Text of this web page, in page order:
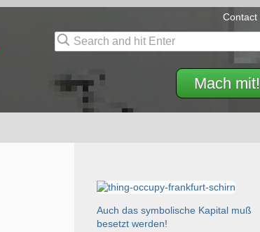
Mach mit!
Contact
Auch das symbolische Kapital muß
besetzt werden!